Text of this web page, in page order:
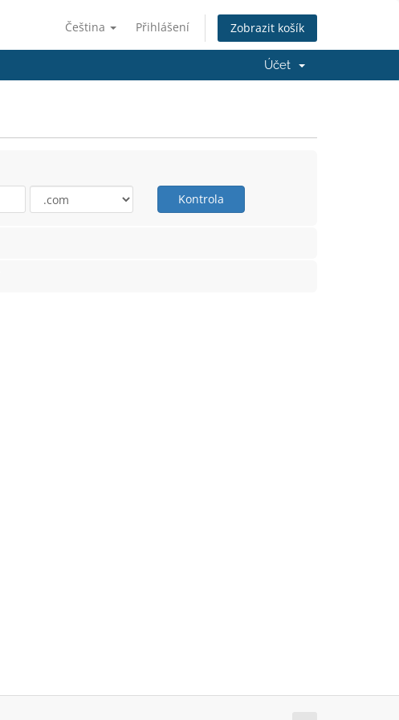
Čeština Přihlášení Zobrazit košík
Účet
Kontrola